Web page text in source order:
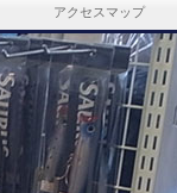
アクセスマップ